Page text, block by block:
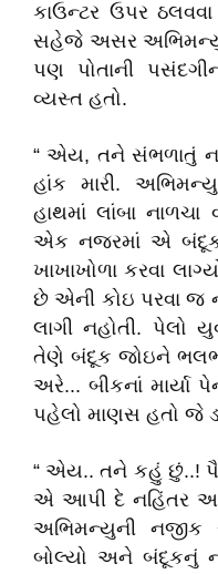
કાઉન્ટર ઉપર
સહેજે અસર
પણ પોતાની
વ્યસ્ત હતો.
“ એય, તને સંભળાતું
હાંક મારી.
હાથમાં લાંબા
એક નજરમાં એ બંદૂક
ખાખાખોળા કરવા
છે એની કોઇ પરવા જ
લાગી નહોતી.
તેણે બંદૂક જોઇને
અરે... બીકનાં માર્યા
પહેલો માણસ હતો જે
“ એય.. તને કહું છું..!
એ આપી દે નહિંતર આ
અભિમન્યુની નજીક
બોલ્યો અને બંદૂકનું